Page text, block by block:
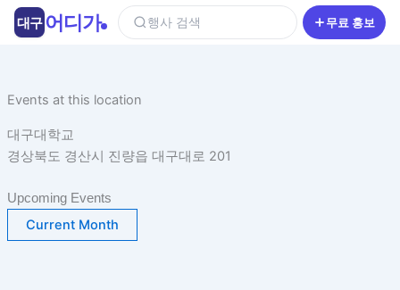
건
뛰
기
Events at this location
대구대학교
경상북도 경산시 진량읍 대구대로 201
Upcoming Events
Current Month
대구 어디가 행사 검색 무료 홍보